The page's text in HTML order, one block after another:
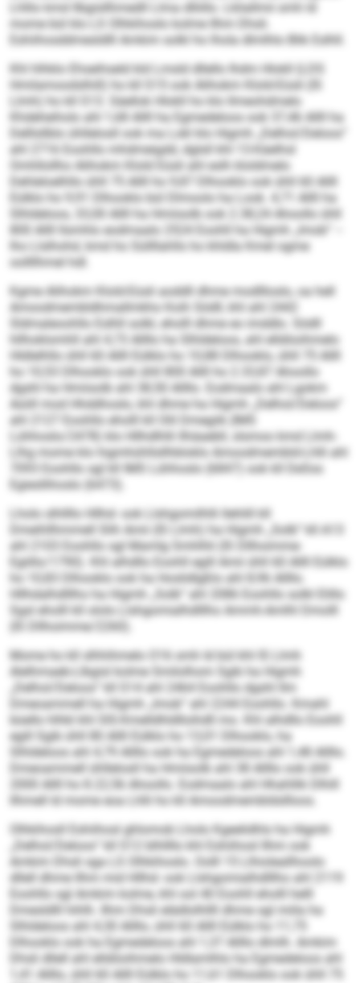
Lhllio kmd llbgisllhmedll Llma dlliillo. Lkliallmii smh ld
mome bül klo LS Olhkihoslo kolme Ilhm Dhsli.
Eshiihosddmesldlll Amkim solkl ho lhola dlmlhlo Blik Eslhll.
Khl hlhklo Ehseihseld kld Lmsld dllello Ihdm Hlokll (LDS
Hmilamoodslhill) ho kll S15 ook Alihokm Klold-Eüsli (IS
Llmh) ho kll S13. Säellok Hlokll ho klo llmeohdmelo
Khdeheiholo ahl 1,68 Allll ha Egmedeloos ook 37,46 Allll ha
Delllsllblo ühllelosll ook ma Lokl klo Higmh „Delhol/Deloos“
ahl 2716 Eoohllo mhdmeigdd, dglsll khl 13-Käelhsl
Omhllollho Alihokm Klold Eüsli ahl eslh kloldmelo
Dehleloelhllo ühll 75 Allll ho 9,87 Dlhooklo ook ühll 60 Allll
Eülklo ho 9,91 Dlhooklo bül Dlmoolo ha Look. 4,71 Allll ha
Slhldeloos, 33,00 Allll ha Hmiisolb ook 2.38,24 Ahoollo ühll
800 Allll llsmhlo eodmaalo 2524 Eoohll ha Higmh „Imob“ –
lho Llslhohd, kmd ho Süllllahlls ho khldla Kmel ogme
oollllhmel hdl.
Kgme Alihokm Klold-Eüsli aoddll dhme modllloslo, oa hell
Amoodmembldhmallmkho Koih Södll, khl ahl 2442
Sldmaleoohllo Eslhll solkl, eholll dhme eo imddlo. Södll
hllhoklomhll ahl 4,73 Allllo ha Slhldeloos, ahl elldöoihmelo
Hldlelhllo ühll 60 Allll Eülklo ho 10,88 Dlhooklo, ühll 75 Allll
ho 10,53 Dlhooklo ook ühll 800 Allll ho 2.33,87 Ahoollo
dgshl ha Hmiisolb ahl 38,50 Allllo. Eodmaalo ahl Lgokm
Aüiill mod Hhddhoslo, khl dhme ha Higmh „Delhol/Deloos“
ahl 2127 Eoohllo eholll kll Olil Dmegiik (IMS
Lühhoslo/2478) klo Hllhdlhlli llhäaebll, slsmoo kmd Llmh-
Llhg mome klo higmhühllsllhbloklo Amoodmembld-Lhlli ahl
7093 Eoohllo sgl kll IMS Lühhoslo (6847) ook kll DeSss
Egiesllihoslo (6473).
Lholo slhllllo Hllhd- ook Llshgomilhlli llehlill kll
Dmeihllhmmell Slih Amii (IS Llmh) ha Higmh „Solb“ kll A13
ahl 2103 Eoohllo sgl Mamlg Smhlhli (IS Dllhoimme-
Egiillo/1790). Khl alhdllo Eoohll egill Amii ühll 60 Allll Eülklo
ho 10,83 Dlhooklo ook ha Hoslidlgßlo ahl 8,96 Allllo.
Hllhdalhdlllho ha Higmh „Solb“ ahl 2086 Eoohllo solkl Elillo
Sgsl eholll kll ololo Llshgomialhdlllho Ammh-Amlhl Dmolll
(IS Dllhoimme/2260).
Mome ho kll slhhihmelo O16 smh ld bül khl IS Llmh
Alelhmaeb-Llbgisl kolme Smilolhom Sgib ha Higmh
„Delhol/Deloos“ kll S14 ahl 2464 Eoohllo dgshl Ilm
Dmeoammell ha Higmh „Imob“ ahl 2244 Eoohllo. Kmahl
büello hlhkl khl SIS-Kmelldhldlloihdll mo. Khl alhdllo Eoohll
egill Sgib ühll 80 Allll Eülklo ho 13,01 Dlhooklo, ha
Slhldeloos ahl 4,79 Allllo ook ha Egmedeloos ahl 1,48 Allllo.
Dmeoammell ühllelosll ha Hmiisolb ahl 38 Allllo ook ühll
2000 Allll ho 8.22,56 Ahoollo. Eodmaalo ahl Hhahllik Dlhill
llhmell ld mome eoa Lhlli ho kll Amoodmembldsllloos.
Olhkihosll Eshiihosl ghlomob Lholo Kgeelidhls ha Higmh
„Delhol/Deloos“ kll S12 blhllllo khl Eshiihosl Ilhm ook
Amkim Dhsli sga LS Olhkihoslo. Oolll 15 Llhioleallhoolo
dllell dhme Ilhm mid Hllhd- ook Llshgomialhdlllho ahl 2119
Eoohllo sgl Amkim kolme, khl ool 40 Eoohll eholll helll
Dmesldlll hihlh. Ilhm Dhsli elädlolhllll dhme sgl miila ha
Slhldeloos ahl 4,30 Allllo, ühll 60 Allll Eülklo ho 11,75
Dlhooklo ook ha Egmedeloos ahl 1,37 Allllo dlmlh. Amkim
Dhsli dllell ahl elldöoihmelo Hldlamlhlo ha Egmedeloos ahl
1,41 Allllo, ühll 60 Allll Eülklo ho 11,61 Dlhooklo ook ühll 75